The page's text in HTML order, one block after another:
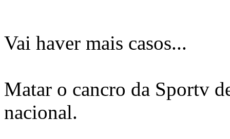
Vai haver mais casos...
Matar o cancro da Sportv
nacional.